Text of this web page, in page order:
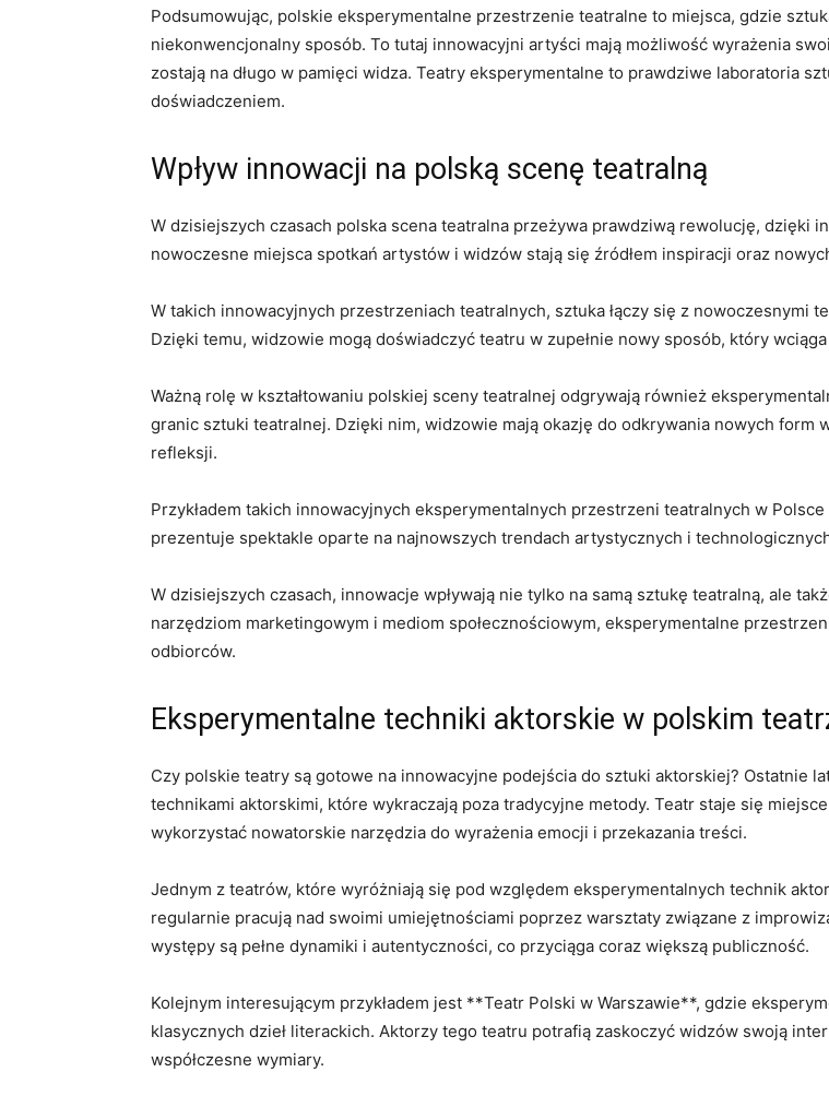
Podsumowując, polskie ⁤eksperymentalne przestrzenie teatralne to miejsca, ⁣gdzie
niekonwencjonalny sposób. To tutaj ⁤innowacyjni artyści mają możliwość wyrażenia
zostają na ​długo w pamięci widza. Teatry⁤ eksperymentalne⁢ to⁤ prawdziwe laboratoria
⁢doświadczeniem.
Wpływ innowacji na polską ‍scenę teatralną
W dzisiejszych⁣ czasach polska ​scena teatralna‌ przeżywa prawdziwą rewolucję, dzięki
nowoczesne miejsca spotkań artystów i widzów stają ⁢się źródłem inspiracji oraz
W takich‌ innowacyjnych ‌przestrzeniach teatralnych, sztuka⁤ łączy się​ z nowoczesnymi
Dzięki ‍temu, widzowie mogą doświadczyć teatru ⁤w zupełnie ⁤nowy sposób, który
Ważną rolę w kształtowaniu ​polskiej sceny teatralnej odgrywają ⁢również
granic sztuki teatralnej. Dzięki nim, widzowie mają okazję‌ do⁣ odkrywania ⁢nowych‌ form
refleksji.
Przykładem ⁤takich innowacyjnych eksperymentalnych przestrzeni⁤ teatralnych w
prezentuje spektakle oparte na ​najnowszych trendach artystycznych​ i
W dzisiejszych ​czasach, innowacje‍ wpływają⁣ nie tylko na samą sztukę teatralną, ale
narzędziom marketingowym ⁣i mediom społecznościowym, ⁢eksperymentalne
odbiorców.
Eksperymentalne techniki aktorskie w polskim
Czy polskie ‌teatry⁣ są ‍gotowe na innowacyjne podejścia ⁤do‍ sztuki⁤ aktorskiej?⁢ Ostatnie
technikami aktorskimi, które​ wykraczają poza​ tradycyjne⁤ metody. Teatr staje się
wykorzystać ⁣nowatorskie narzędzia ‍do⁢ wyrażenia emocji i przekazania‌ treści.
Jednym z‍ teatrów, które ⁢wyróżniają się pod względem eksperymentalnych technik
‌regularnie ‍pracują nad⁢ swoimi umiejętnościami poprzez warsztaty ⁤związane z
⁤występy są pełne ‍dynamiki​ i⁢ autentyczności, co przyciąga‍ coraz większą ‍publiczność.
Kolejnym‌ interesującym ⁢przykładem jest **Teatr Polski w‌ Warszawie**,⁣ gdzie​
klasycznych dzieł literackich. Aktorzy tego ‍teatru potrafią zaskoczyć ‍widzów⁤ swoją⁣
współczesne wymiary.